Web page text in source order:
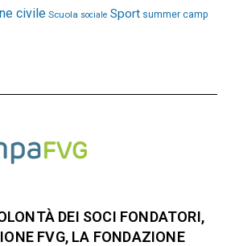
civile Scuola sociale Sport summer camp
DEI SOCI FONDATORI,
FVG, LA FONDAZIONE